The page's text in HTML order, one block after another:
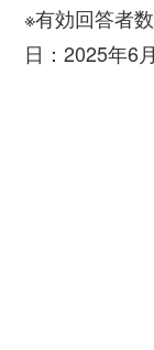
※有効回答者
日：2025年6